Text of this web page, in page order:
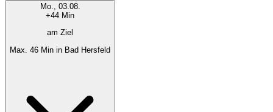
Mo., 03.08.
+44 Min
am Ziel
Max. 46 Min in Bad Hersfeld